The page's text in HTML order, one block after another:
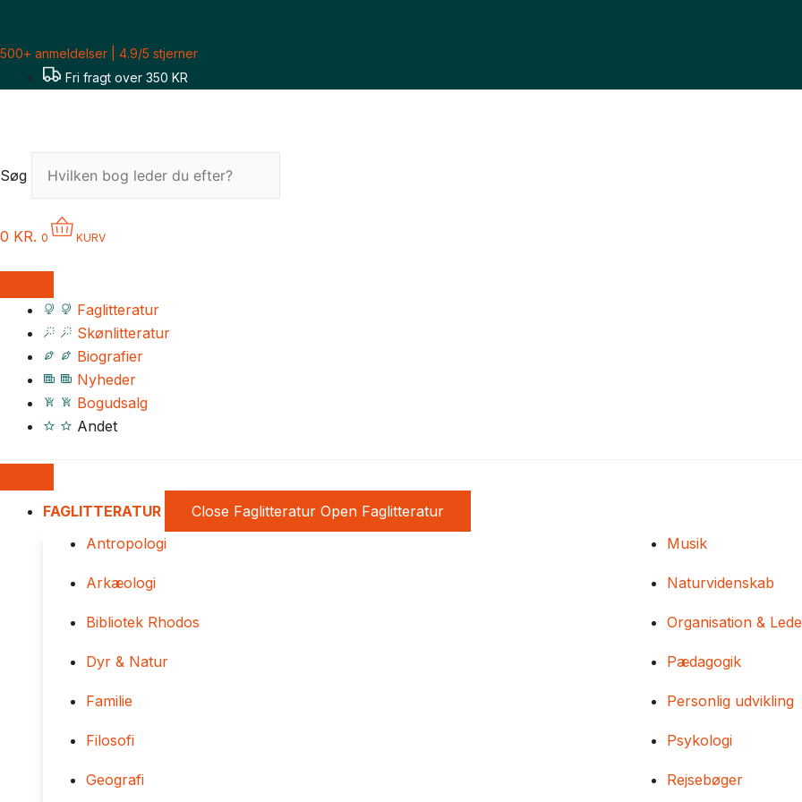
indholdet
500+ anmeldelser | 4.9/5 stjerner
Fri fragt over 350 KR
Søg
0 KR. 0 KURV
Faglitteratur
Skønlitteratur
Biografier
Nyheder
Bogudsalg
Andet
FAGLITTERATUR Close Faglitteratur Open Faglitteratur
Antropologi
Arkæologi
Bibliotek Rhodos
Dyr & Natur
Familie
Filosofi
Geografi
Musik
Naturvidenskab
Organisation &
Pædagogik
Personlig udvikling
Psykologi
Rejsebøger